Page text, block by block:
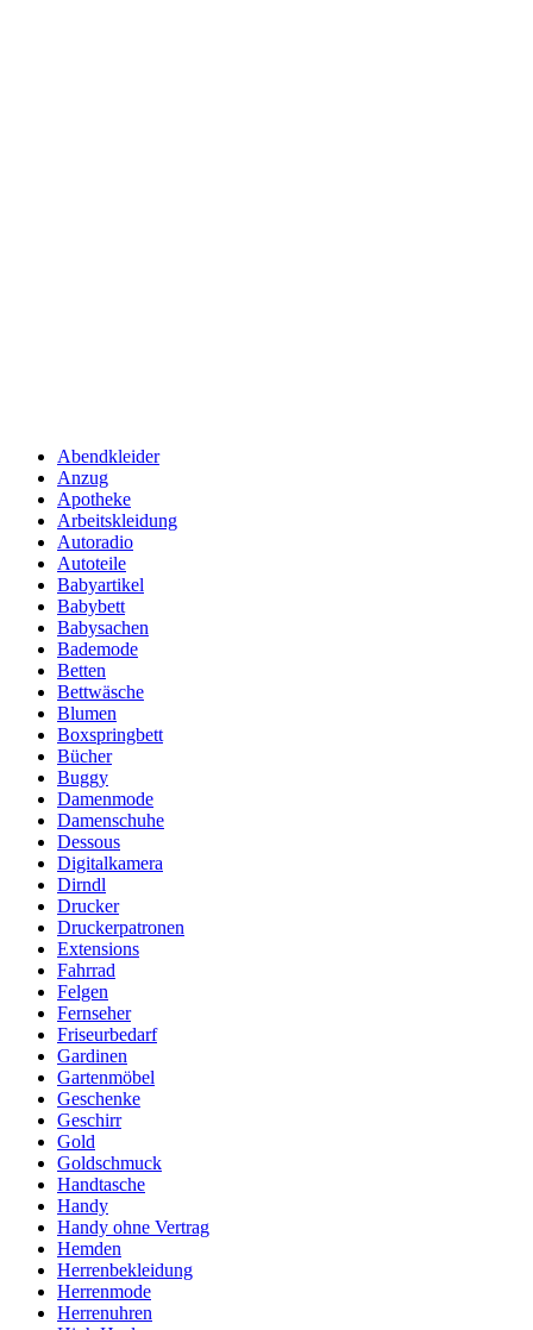
Abendkleider
Anzug
Apotheke
Arbeitskleidung
Autoradio
Autoteile
Babyartikel
Babybett
Babysachen
Bademode
Betten
Bettwäsche
Blumen
Boxspringbett
Bücher
Buggy
Damenmode
Damenschuhe
Dessous
Digitalkamera
Dirndl
Drucker
Druckerpatronen
Extensions
Fahrrad
Felgen
Fernseher
Friseurbedarf
Gardinen
Gartenmöbel
Geschenke
Geschirr
Gold
Goldschmuck
Handtasche
Handy
Handy ohne Vertrag
Hemden
Herrenbekleidung
Herrenmode
Herrenuhren